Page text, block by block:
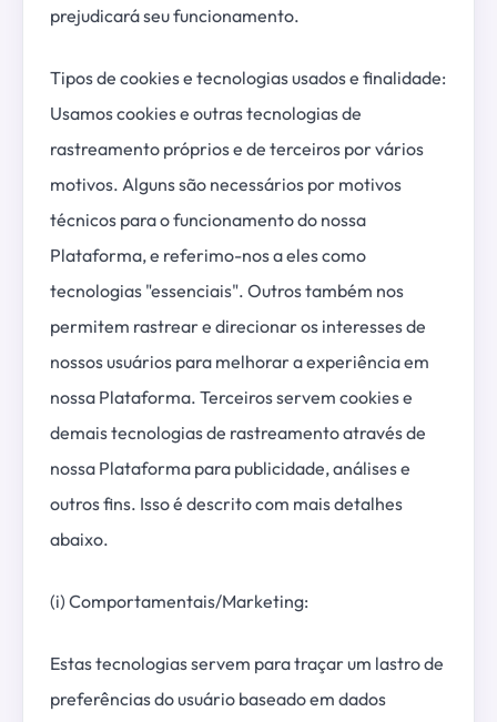
prejudicará seu funcionamento.
Tipos de cookies e tecnologias usados e finalidade:
Usamos cookies e outras tecnologias de
rastreamento próprios e de terceiros por vários
motivos. Alguns são necessários por motivos
técnicos para o funcionamento do nossa
Plataforma, e referimo-nos a eles como
tecnologias "essenciais". Outros também nos
permitem rastrear e direcionar os interesses de
nossos usuários para melhorar a experiência em
nossa Plataforma. Terceiros servem cookies e
demais tecnologias de rastreamento através de
nossa Plataforma para publicidade, análises e
outros fins. Isso é descrito com mais detalhes
abaixo.
(i) Comportamentais/Marketing:
Estas tecnologias servem para traçar um lastro de
preferências do usuário baseado em dados